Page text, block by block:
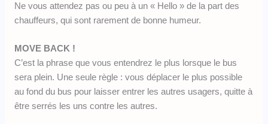
Ne vous attendez pas ou peu à un « Hello » de la part des
chauffeurs, qui sont rarement de bonne humeur.
MOVE BACK !
C’est la phrase que vous entendrez le plus lorsque le bus
sera plein. Une seule règle : vous déplacer le plus possible
au fond du bus pour laisser entrer les autres usagers, quitte à
être serrés les uns contre les autres.